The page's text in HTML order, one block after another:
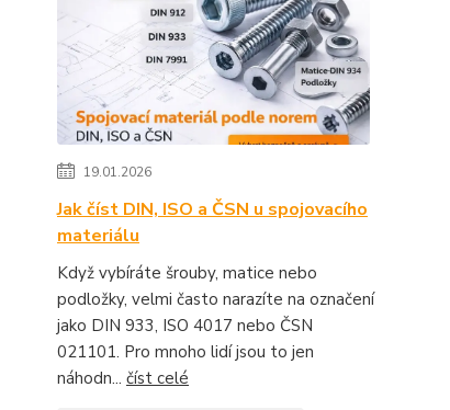
19.01.2026
Jak číst DIN, ISO a ČSN u spojovacího
materiálu
Když vybíráte šrouby, matice nebo
podložky, velmi často narazíte na označení
jako DIN 933, ISO 4017 nebo ČSN
021101. Pro mnoho lidí jsou to jen
náhodn... číst celé